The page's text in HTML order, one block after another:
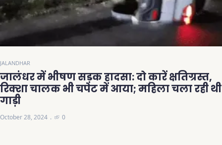
JALANDHAR
जालंधर में भीषण सड़क हादसा: दो कारें क्षतिग्रस्त,
रिक्शा चालक भी चपेट में आया; महिला चला रही थी
गाड़ी
October 28, 2024 0